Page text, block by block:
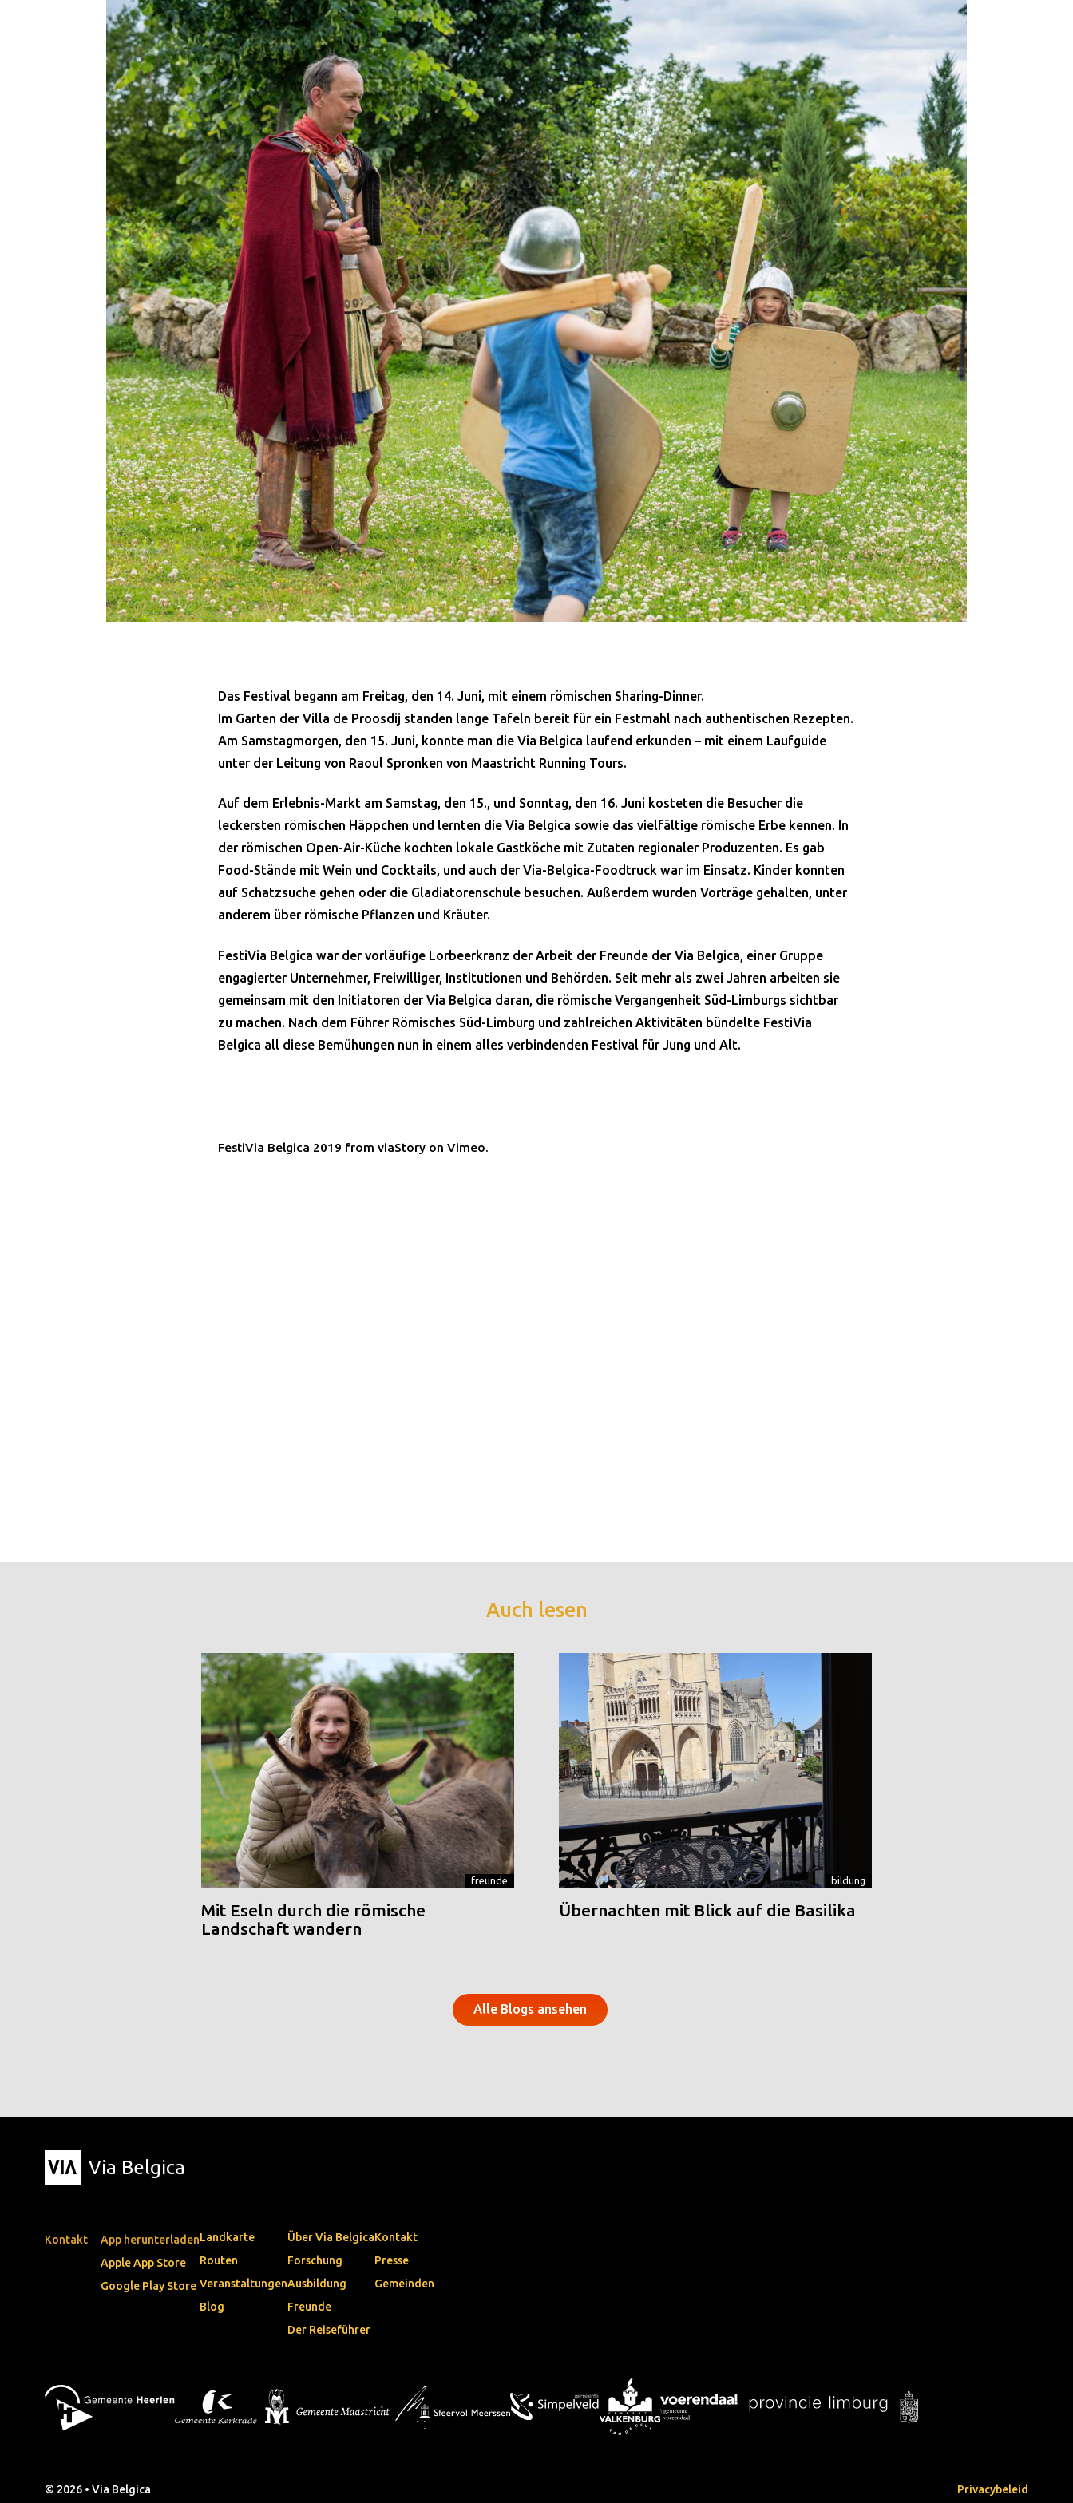
Das Festival begann am Freitag, den 14. Juni, mit einem römischen Sharing-Dinner.
Im Garten der Villa de Proosdij standen lange Tafeln bereit für ein Festmahl nach authentischen Rezepten.
Am Samstagmorgen, den 15. Juni, konnte man die Via Belgica laufend erkunden – mit einem Laufguide
unter der Leitung von Raoul Spronken von Maastricht Running Tours.
Auf dem Erlebnis-Markt am Samstag, den 15., und Sonntag, den 16. Juni kosteten die Besucher die
leckersten römischen Häppchen und lernten die Via Belgica sowie das vielfältige römische Erbe kennen. In
der römischen Open-Air-Küche kochten lokale Gastköche mit Zutaten regionaler Produzenten. Es gab
Food-Stände mit Wein und Cocktails, und auch der Via-Belgica-Foodtruck war im Einsatz. Kinder konnten
auf Schatzsuche gehen oder die Gladiatorenschule besuchen. Außerdem wurden Vorträge gehalten, unter
anderem über römische Pflanzen und Kräuter.
FestiVia Belgica war der vorläufige Lorbeerkranz der Arbeit der Freunde der Via Belgica, einer Gruppe
engagierter Unternehmer, Freiwilliger, Institutionen und Behörden. Seit mehr als zwei Jahren arbeiten sie
gemeinsam mit den Initiatoren der Via Belgica daran, die römische Vergangenheit Süd-Limburgs sichtbar
zu machen. Nach dem Führer Römisches Süd-Limburg und zahlreichen Aktivitäten bündelte FestiVia
Belgica all diese Bemühungen nun in einem alles verbindenden Festival für Jung und Alt.
FestiVia Belgica 2019 from viaStory on Vimeo.
Auch lesen
freunde
Mit Eseln durch die römische
Landschaft wandern
bildung
Übernachten mit Blick auf die Basilika
Alle Blogs ansehen
Via Belgica
Kontakt
App herunterladen
Apple App Store
Google Play Store
Landkarte
Routen
Veranstaltungen
Blog
Über Via Belgica
Forschung
Ausbildung
Freunde
Der Reiseführer
Kontakt
Presse
Gemeinden
© 2026 • Via Belgica Privacybeleid